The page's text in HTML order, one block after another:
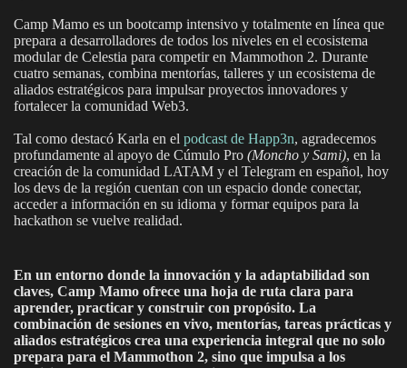
Camp Mamo es un bootcamp intensivo y totalmente en línea que
prepara a desarrolladores de todos los niveles en el ecosistema
modular de Celestia para competir en Mammothon 2. Durante
cuatro semanas, combina mentorías, talleres y un ecosistema de
aliados estratégicos para impulsar proyectos innovadores y
fortalecer la comunidad Web3.
Tal como destacó Karla en el podcast de Happ3n, agradecemos
profundamente al apoyo de Cúmulo Pro (Moncho y Sami), en la
creación de la comunidad LATAM y el Telegram en español, hoy
los devs de la región cuentan con un espacio donde conectar,
acceder a información en su idioma y formar equipos para la
hackathon se vuelve realidad.
En un entorno donde la innovación y la adaptabilidad son
claves, Camp Mamo ofrece una hoja de ruta clara para
aprender, practicar y construir con propósito. La
combinación de sesiones en vivo, mentorías, tareas prácticas y
aliados estratégicos crea una experiencia integral que no solo
prepara para el Mammothon 2, sino que impulsa a los